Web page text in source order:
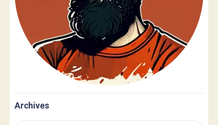
Archives